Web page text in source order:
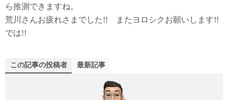
ら推測できますね。
荒川さんお疲れさまでした!! またヨロシクお願いします!!
では!!
この記事の投稿者 最新記事